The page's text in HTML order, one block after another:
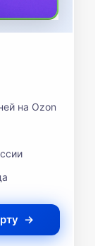
на Ozon